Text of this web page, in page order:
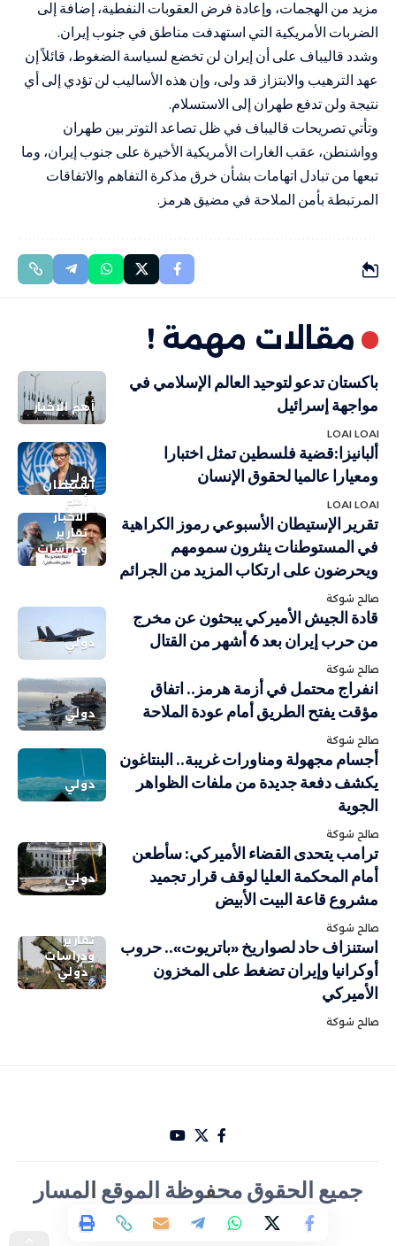
مزيد من الهجمات، وإعادة فرض العقوبات النفطية، إضافة إلى
الضربات الأمريكية التي استهدفت مناطق في جنوب إيران.
وشدد قاليباف على أن إيران لن تخضع لسياسة الضغوط، قائلاً إن
عهد الترهيب والابتزاز قد ولى، وإن هذه الأساليب لن تؤدي إلى أي
نتيجة ولن تدفع طهران إلى الاستسلام.
وتأتي تصريحات قاليباف في ظل تصاعد التوتر بين طهران
وواشنطن، عقب الغارات الأمريكية الأخيرة على جنوب إيران، وما
تبعها من تبادل اتهامات بشأن خرق مذكرة التفاهم والاتفاقات
المرتبطة بأمن الملاحة في مضيق هرمز.
مقالات مهمة !
أهم الاخبار
باكستان تدعو لتوحيد العالم الإسلامي في
مواجهة إسرائيل
LOAI LOAI
دولي
ألبانيزا:قضية فلسطين تمثل اختبارا
ومعيارا عالميا لحقوق الإنسان
LOAI LOAI
استيطان
أهم
الاخبار
تقارير
ودراسات
تقرير الإستيطان الأسبوعي رموز الكراهية
في المستوطنات ينثرون سمومهم
ويحرضون على ارتكاب المزيد من الجرائم
صالح شوكة
دولي
قادة الجيش الأميركي يبحثون عن مخرج
من حرب إيران بعد 6 أشهر من القتال
صالح شوكة
دولي
انفراج محتمل في أزمة هرمز.. اتفاق
مؤقت يفتح الطريق أمام عودة الملاحة
صالح شوكة
دولي
أجسام مجهولة ومناورات غريبة.. البنتاغون
يكشف دفعة جديدة من ملفات الظواهر
الجوية
صالح شوكة
دولي
ترامب يتحدى القضاء الأميركي: سأطعن
أمام المحكمة العليا لوقف قرار تجميد
مشروع قاعة البيت الأبيض
صالح شوكة
تقارير
ودراسات
دولي
استنزاف حاد لصواريخ «باتريوت».. حروب
أوكرانيا وإيران تضغط على المخزون
الأميركي
صالح شوكة
جميع الحقوق محفوظة الموقع المسار
الأخباري تصميم Hakam